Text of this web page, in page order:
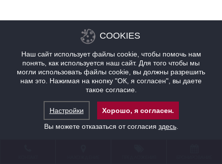
COOKIES
Наш сайт использует файлы cookie, чтобы помочь нам
понять, как используется наш сайт. Для того чтобы мы
могли использовать файлы cookie, вы должны разрешить
нам это. Нажимая на кнопку "ОК, я согласен", вы даете
такое согласие.
Настройки
Хорошо, я согласен.
Вы можете отказаться от согласия здесь.